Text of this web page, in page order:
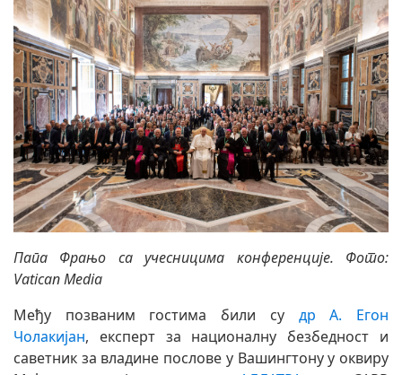
Папа Фрањо са учесницима конференције. Фото:
Vatican Media
Међу позваним гостима били су др А. Егон
Чолакијан, експерт за националну безбедност и
саветник за владине послове у Вашингтону у оквиру